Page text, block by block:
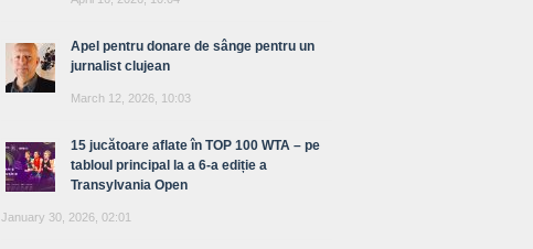
Apel pentru donare de sânge pentru un
jurnalist clujean
March 12, 2026, 10:03
15 jucătoare aflate în TOP 100 WTA – pe
tabloul principal la a 6-a ediție a
Transylvania Open
January 30, 2026, 02:01